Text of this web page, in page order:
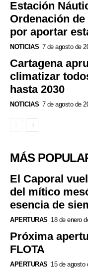
Estación
Ordenación
por aportar
NOTICIAS 7 de agosto de
Cartagena
climatizar
hasta 2030
NOTICIAS 7 de agosto de
MÁS
El Caporal
del mítico
esencia de
APERTURAS 18 de enero
Próxima
FLOTA
APERTURAS 15 de agosto